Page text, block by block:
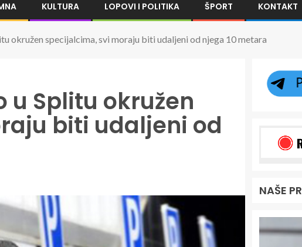
KULTURA LOPOVI I POLITIKA ŠPORT KONTAKT
okružen specijalcima, svi moraju biti udaljeni od njega 10 metara
u Splitu okružen
biti udaljeni od
NAŠE